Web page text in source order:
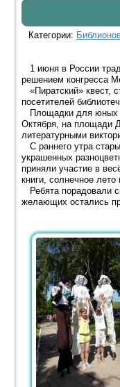
Категории:
1 июня в России
решением конгресса
«Пиратский» квест,
посетителей
Площадки для юных
Октября, на площади
литературными
С раннего утра
украшенных
приняли участие в
книги, солнечное
Ребята порадовали
желающих остались